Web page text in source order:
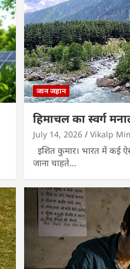
जान जहान
हिमाचल का स्वर्ग
July 14, 2026 Vikalp
इशित कुमार। भारत में कई
जाना चाहते…